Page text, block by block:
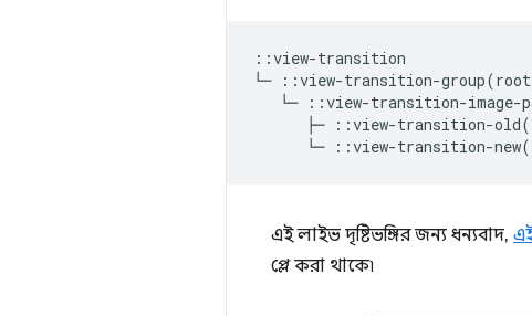
::view-transition
└─ ::view-transition-
└─ ::view-transition-image-
├─ ::view-transition-
এই লাইভ দৃষ্টিভঙ্গির জন্য ধন্যবাদ,
প্লে করা থাকে৷